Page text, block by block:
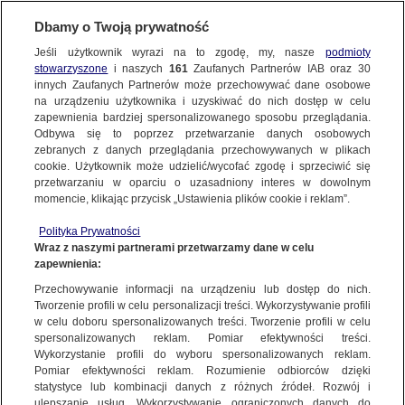
Cień Moskwy i krwawa rywalizacja
generałów. Co trzeba wiedzieć o konflikcie
w Sudanie
16 KWIETNIA 2023 19:08
Sudan, jeden z największych krajów w Afryce, o
strategicznym geopolitycznym znaczeniu, od
kilku dni pogrążony jest w ogniu walk. Po jednej
stronie konfliktu stoi generał Abdel Fattah al-
Burhan, potężny dowódca wojskowy, który od lat
jest de facto przywódcą Sudanu. Po drugiej
generał Mohamed Hamdan Dagalo - człowiek,
TVN24
NAJNOWSZE
FAKTY
TVN24 GO
POLSKA
ŚWIAT
miasta:
WARSZAWA
Dzień dobry!
Jedno konto do wszystkich usług
Dbamy o Twoją prywatność
Jeśli użytkownik wyrazi na to zgodę, my, nasze podmioty
stowarzyszone i naszych 161Zaufanych Partnerów IAB oraz 30
innych Zaufanych Partnerów może przechowywać dane osobowe
na urządzeniu użytkownika i uzyskiwać do nich dostęp w celu
zapewnienia bardziej spersonalizowanego sposobu przeglądania.
Odbywa się to poprzez przetwarzanie danych osobowych
zebranych z danych przeglądania przechowywanych w plikach
cookie. Użytkownik może udzielić/wycofać zgodę i sprzeciwić się
przetwarzaniu w oparciu o uzasadniony interes w dowolnym
momencie, klikając przycisk „Ustawienia plików cookie i reklam”.
Polityka Prywatności
Wraz z naszymi partnerami przetwarzamy dane w celu
zapewnienia:
Przechowywanie informacji na urządzeniu lub dostęp do nich.
Tworzenie profili w celu personalizacji treści. Wykorzystywanie profili
w celu doboru spersonalizowanych treści. Tworzenie profili w celu
spersonalizowanych reklam. Pomiar efektywności treści.
Wykorzystanie profili do wyboru spersonalizowanych reklam.
Pomiar efektywności reklam. Rozumienie odbiorców dzięki
statystyce lub kombinacji danych z różnych źródeł. Rozwój i